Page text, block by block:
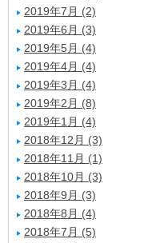
2019年7月 (2)
2019年6月 (3)
2019年5月 (4)
2019年4月 (4)
2019年3月 (4)
2019年2月 (8)
2019年1月 (4)
2018年12月 (3)
2018年11月 (1)
2018年10月 (3)
2018年9月 (3)
2018年8月 (4)
2018年7月 (5)